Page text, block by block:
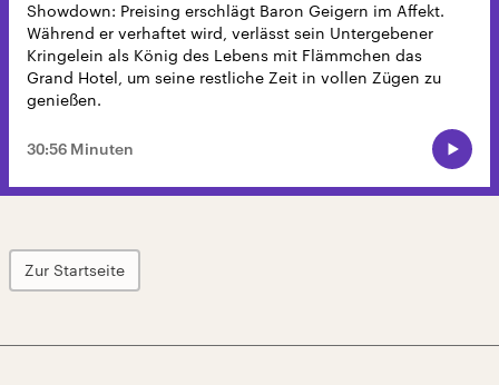
Showdown: Preising erschlägt Baron Geigern im Affekt.
Während er verhaftet wird, verlässt sein Untergebener
Kringelein als König des Lebens mit Flämmchen das
Grand Hotel, um seine restliche Zeit in vollen Zügen zu
genießen.
30:56 Minuten
Zur Startseite